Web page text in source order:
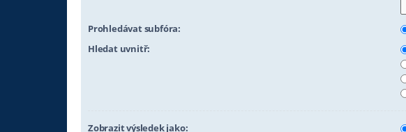
Prohledávat subfóra:
Hledat uvnitř:
Zobrazit výsledek jako: